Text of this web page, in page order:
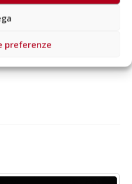
preferenze